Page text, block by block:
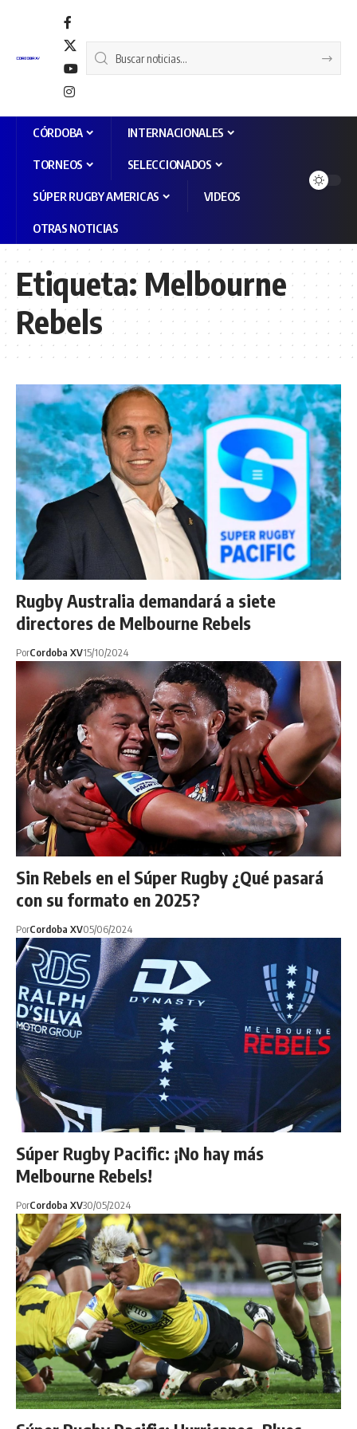
CÓRDOBA INTERNACIONALES
TORNEOS SELECCIONADOS
SÚPER RUGBY AMERICAS VIDEOS
OTRAS NOTICIAS
Etiqueta: Melbourne
Rebels
Rugby Australia demandará a siete
directores de Melbourne Rebels
PorCordoba XV15/10/2024
Sin Rebels en el Súper Rugby ¿Qué pasará
con su formato en 2025?
PorCordoba XV05/06/2024
Súper Rugby Pacific: ¡No hay más
Melbourne Rebels!
PorCordoba XV30/05/2024